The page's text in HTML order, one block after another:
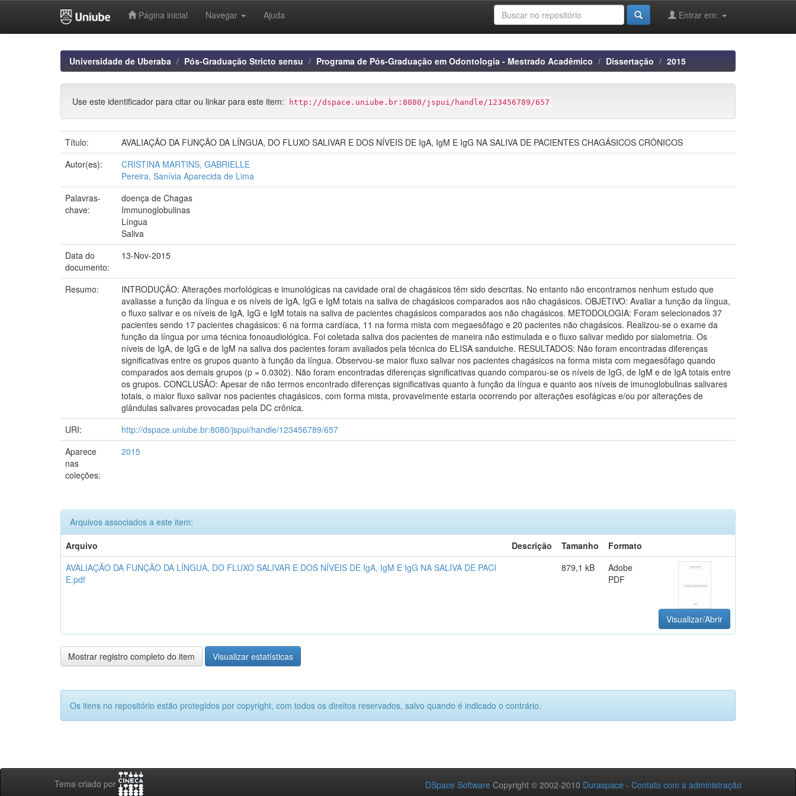
Página inicial Navegar Ajuda Entrar em:
Universidade de Uberaba Pós-Graduação Stricto sensu Programa de Pós-Graduação em Odontologia - Mestrado Acadêmico Dissertação 2015
Use este identificador para citar ou linkar para este item: http://dspace.uniube.br:8080/jspui/handle/123456789/657
Título:
AVALIAÇÃO DA FUNÇÃO DA LÍNGUA, DO FLUXO SALIVAR E DOS NÍVEIS DE IgA, IgM E IgG NA SALIVA DE PACIENTES CHAGÁSICOS CRÔNICOS
Autor(es):
CRISTINA MARTINS, GABRIELLE
Pereira, Sanívia Aparecida de Lima
Palavras-
chave:
doença de Chagas
Immunoglobulinas
Língua
Saliva
Data do
documento:
13-Nov-2015
Resumo:
INTRODUÇÃO: Alterações morfológicas e imunológicas na cavidade oral de chagásicos têm sido descritas. No entanto não encontramos nenhum estudo que
avaliasse a função da língua e os níveis de IgA, IgG e IgM totais na saliva de chagásicos comparados aos não chagásicos. OBJETIVO: Avaliar a função da língua,
o fluxo salivar e os níveis de IgA, IgG e IgM totais na saliva de pacientes chagásicos comparados aos não chagásicos. METODOLOGIA: Foram selecionados 37
pacientes sendo 17 pacientes chagásicos: 6 na forma cardíaca, 11 na forma mista com megaesôfago e 20 pacientes não chagásicos. Realizou-se o exame da
função da língua por uma técnica fonoaudiológica. Foi coletada saliva dos pacientes de maneira não estimulada e o fluxo salivar medido por sialometria. Os
níveis de IgA, de IgG e de IgM na saliva dos pacientes foram avaliados pela técnica do ELISA sanduiche. RESULTADOS: Não foram encontradas diferenças
significativas entre os grupos quanto à função da língua. Observou-se maior fluxo salivar nos pacientes chagásicos na forma mista com megaesôfago quando
comparados aos demais grupos (p = 0.0302). Não foram encontradas diferenças significativas quando comparou-se os níveis de IgG, de IgM e de IgA totais entre
os grupos. CONCLUSÃO: Apesar de não termos encontrado diferenças significativas quanto à função da língua e quanto aos níveis de imunoglobulinas salivares
totais, o maior fluxo salivar nos pacientes chagásicos, com forma mista, provavelmente estaria ocorrendo por alterações esofágicas e/ou por alterações de
glândulas salivares provocadas pela DC crônica.
URI:
http://dspace.uniube.br:8080/jspui/handle/123456789/657
Aparece
nas
coleções:
2015
Arquivos associados a este item:
Arquivo
Descrição Tamanho
Formato
AVALIAÇÃO DA FUNÇÃO DA LÍNGUA, DO FLUXO SALIVAR E DOS NÍVEIS DE IgA, IgM E IgG NA SALIVA DE PACI
E.pdf
879,1 kB
Adobe
PDF
Visualizar/Abrir
Mostrar registro completo do item Visualizar estatísticas
Os itens no repositório estão protegidos por copyright, com todos os direitos reservados, salvo quando é indicado o contrário.
Tema criado por DSpace Software Copyright © 2002-2010 Duraspace - Contato com a administração